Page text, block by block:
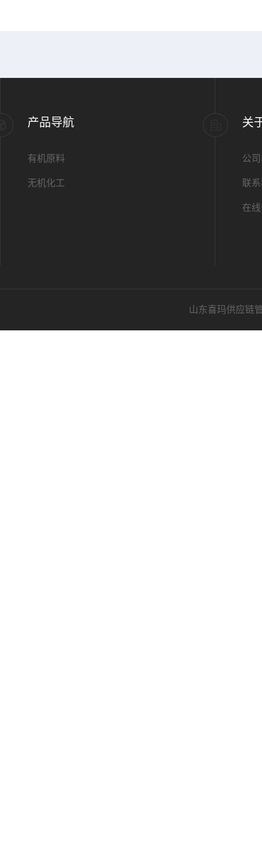
产品导航
有机原料
无机化工
关
公
联
在
山东喜玛供应链